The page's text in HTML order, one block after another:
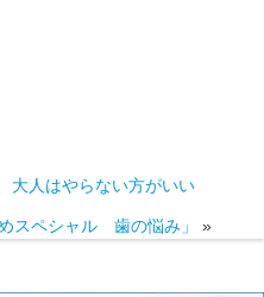
大人はやらない方がいい
スペシャル 歯の悩み」 »